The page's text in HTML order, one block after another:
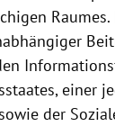
Raumes.
einer
der